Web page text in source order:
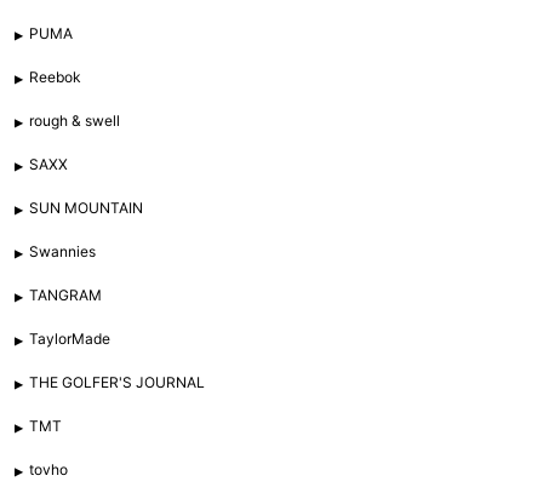
PUMA
Reebok
rough & swell
SAXX
SUN MOUNTAIN
Swannies
TANGRAM
TaylorMade
THE GOLFER'S JOURNAL
TMT
tovho